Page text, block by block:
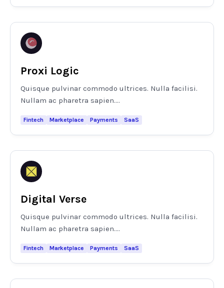
Proxi Logic
Quisque pulvinar commodo ultrices. Nulla facilisi.
Nullam ac pharetra sapien....
Fintech Marketplace Payments SaaS
Digital Verse
Quisque pulvinar commodo ultrices. Nulla facilisi.
Nullam ac pharetra sapien....
Fintech Marketplace Payments SaaS